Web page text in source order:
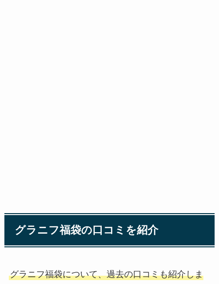
グラニフ福袋の口コミを紹介
グラニフ福袋について、過去の口コミも紹介しま